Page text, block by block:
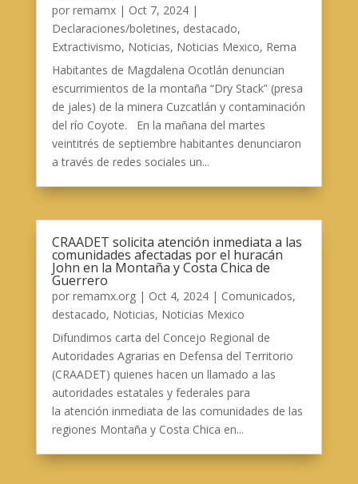
por remamx| Oct 7, 2024|
Declaraciones/boletines, destacado,
Extractivismo, Noticias, Noticias Mexico, Rema
Habitantes de Magdalena Ocotlán denuncian
escurrimientos de la montaña “Dry Stack” (presa
de jales) de la minera Cuzcatlán y contaminación
del río Coyote. En la mañana del martes
veintitrés de septiembre habitantes denunciaron
a través de redes sociales un...
CRAADET solicita atención inmediata a las
comunidades afectadas por el huracán
John en la Montaña y Costa Chica de
Guerrero
por remamx.org| Oct 4, 2024| Comunicados,
destacado, Noticias, Noticias Mexico
Difundimos carta del Concejo Regional de
Autoridades Agrarias en Defensa del Territorio
(CRAADET) quienes hacen un llamado a las
autoridades estatales y federales para
la atención inmediata de las comunidades de las
regiones Montaña y Costa Chica en...